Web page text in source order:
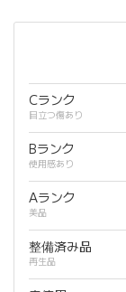
Cランク
目立つ傷あり
Bランク
使用感あり
Aランク
美品
整備済み品
再生品